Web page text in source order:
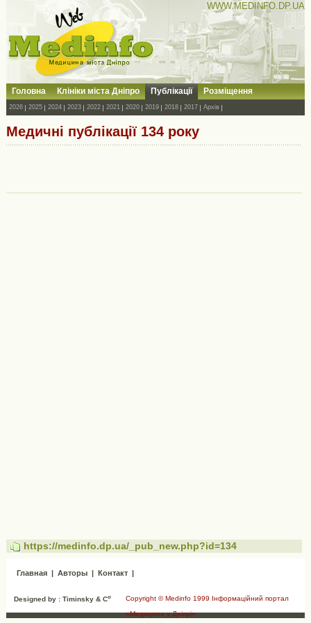
WWW.MEDINFO.DP.UA
Головна Клініки міста Дніпро Публікації Розміщення
2026 2025 2024 2023 2022 2021 2020 2019 2018 2017 Архів
Медичні публікації 134 року
https://medinfo.dp.ua/_pub_new.php?id=134
Главная | Авторы | Контакт |
Copyright © Medinfo 1999 Інформаційний портал
«Медицина у Дніпрі»
Designed by : Timinsky & Co